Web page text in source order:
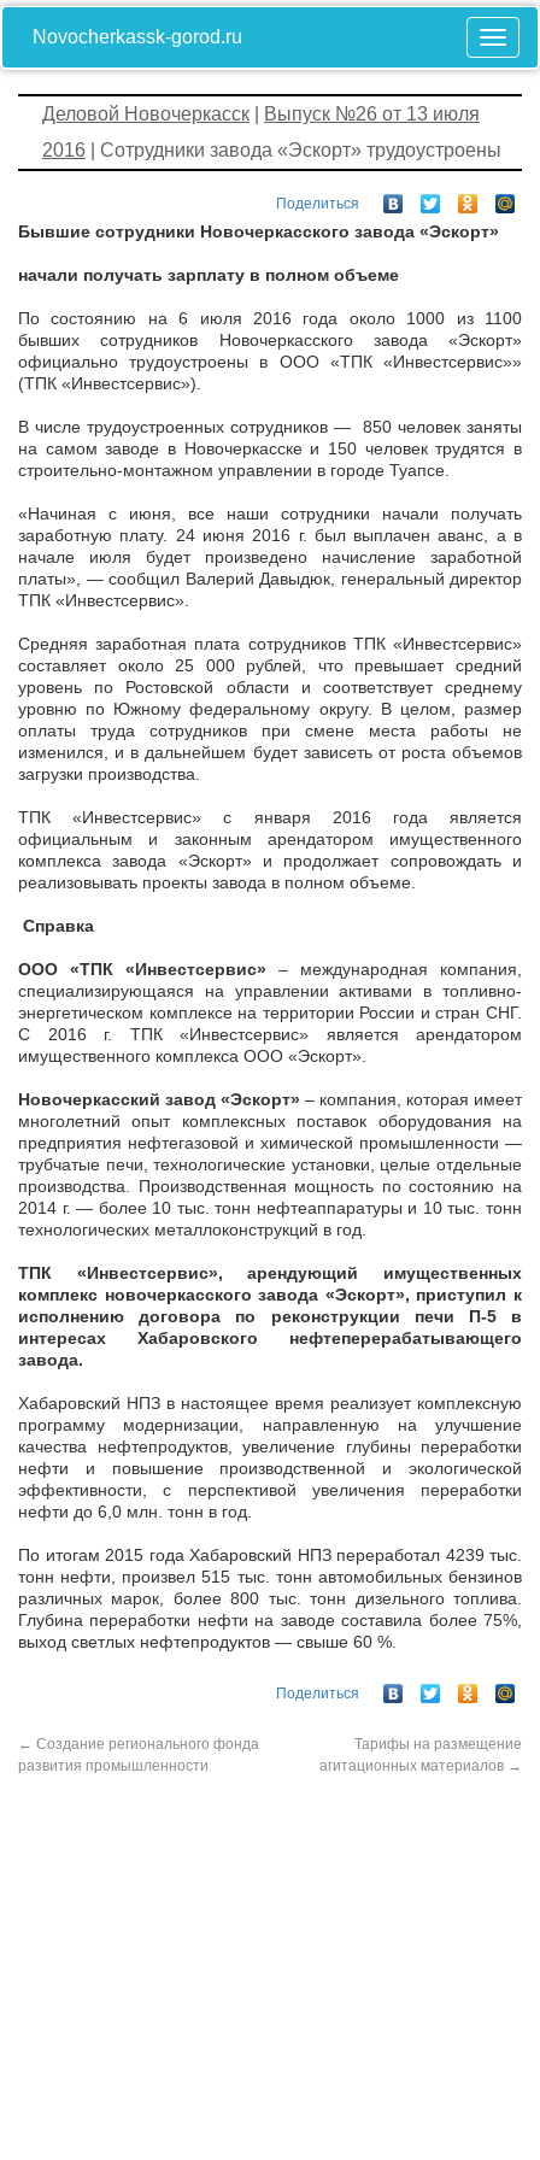
Novocherkassk-gorod.ru
Деловой Новочеркасск
Выпуск №26 от 13 июля
2016 | Сотрудники завода «Эскорт» трудоустроены
Поделиться
Бывшие сотрудники Новочеркасского завода «Эскорт»
начали получать зарплату в полном объеме
По состоянию на 6 июля 2016 года около 1000 из 1100
бывших сотрудников Новочеркасского завода «Эскорт»
официально трудоустроены в ООО «ТПК «Инвестсервис»»
(ТПК «Инвестсервис»).
В числе трудоустроенных сотрудников — 850 человек заняты
на самом заводе в Новочеркасске и 150 человек трудятся в
строительно-монтажном управлении в городе Туапсе.
«Начиная с июня, все наши сотрудники начали получать
заработную плату. 24 июня 2016 г. был выплачен аванс, а в
начале июля будет произведено начисление заработной
платы», — сообщил Валерий Давыдюк, генеральный директор
ТПК «Инвестсервис».
Средняя заработная плата сотрудников ТПК «Инвестсервис»
составляет около 25 000 рублей, что превышает средний
уровень по Ростовской области и соответствует среднему
уровню по Южному федеральному округу. В целом, размер
оплаты труда сотрудников при смене места работы не
изменился, и в дальнейшем будет зависеть от роста объемов
загрузки производства.
ТПК «Инвестсервис» с января 2016 года является
официальным и законным арендатором имущественного
комплекса завода «Эскорт» и продолжает сопровождать и
реализовывать проекты завода в полном объеме.
Справка
ООО «ТПК «Инвестсервис» – международная компания,
специализирующаяся на управлении активами в топливно-
энергетическом комплексе на территории России и стран СНГ.
С 2016 г. ТПК «Инвестсервис» является арендатором
имущественного комплекса ООО «Эскорт».
Новочеркасский завод «Эскорт» – компания, которая имеет
многолетний опыт комплексных поставок оборудования на
предприятия нефтегазовой и химической промышленности —
трубчатые печи, технологические установки, целые отдельные
производства. Производственная мощность по состоянию на
2014 г. — более 10 тыс. тонн нефтеаппаратуры и 10 тыс. тонн
технологических металлоконструкций в год.
ТПК «Инвестсервис», арендующий имущественных
комплекс новочеркасского завода «Эскорт», приступил к
исполнению договора по реконструкции печи П-5 в
интересах Хабаровского нефтеперерабатывающего
завода.
Хабаровский НПЗ в настоящее время реализует комплексную
программу модернизации, направленную на улучшение
качества нефтепродуктов, увеличение глубины переработки
нефти и повышение производственной и экологической
эффективности, с перспективой увеличения переработки
нефти до 6,0 млн. тонн в год.
По итогам 2015 года Хабаровский НПЗ переработал 4239 тыс.
тонн нефти, произвел 515 тыс. тонн автомобильных бензинов
различных марок, более 800 тыс. тонн дизельного топлива.
Глубина переработки нефти на заводе составила более 75%,
выход светлых нефтепродуктов — свыше 60 %.
Поделиться
← Создание регионального фонда
развития промышленности
Тарифы на размещение
агитационных материалов →